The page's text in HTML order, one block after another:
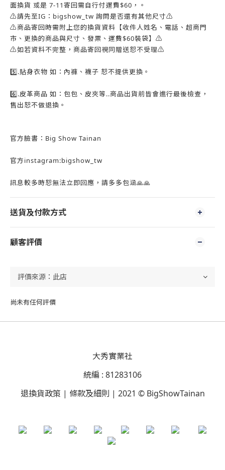
面換貨 或是 7-11寄回需自行付運費$60，。
⚠️請先至IG：bigshow_tw 詢問是否還有其他尺寸⚠️
⚠️商品寄回時需附上您的換貨資料【收件人姓名、電話、超商門
市、更換的商品與尺寸、發票、運費$60裝袋】⚠️
⚠️如若資料不完整，商品寄回視同贈送恕不受理⚠️
5️⃣.貼身衣物 如：內褲、襪子 恕不提供更換。
6️⃣.皮革商品 如：包包、皮夾等..商品出貨前皆會進行最後檢查，
售出恕不做退換。
官方臉書：Big Show Tainan
官方instagram:bigshow_tw
訊息較多時恕無法立即回應，請多多包涵🙏🙏
送貨及付款方式
顧客評價
尚未有任何評價
大秀實業社
統編 : 81283106
退換貨政策 | 條款及細則 | 2021 © BigShowTainan